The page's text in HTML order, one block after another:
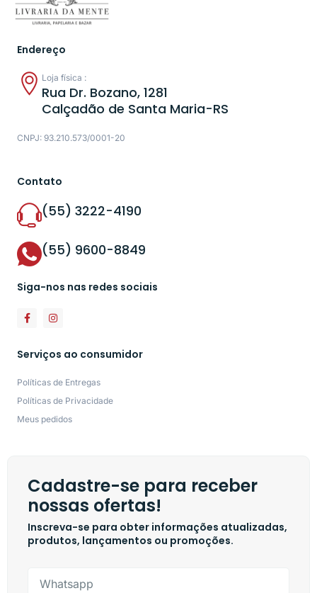
Endereço
Loja física :
Rua Dr. Bozano, 1281
Calçadão de Santa Maria-RS
CNPJ: 93.210.573/0001-20
Contato
(55) 3222-4190
(55) 9600-8849
Siga-nos nas redes sociais
Serviços ao consumidor
Políticas de Entregas
Políticas de Privacidade
Meus pedidos
Cadastre-se para receber
nossas ofertas!
Inscreva-se para obter informações atualizadas,
produtos, lançamentos ou promoções.